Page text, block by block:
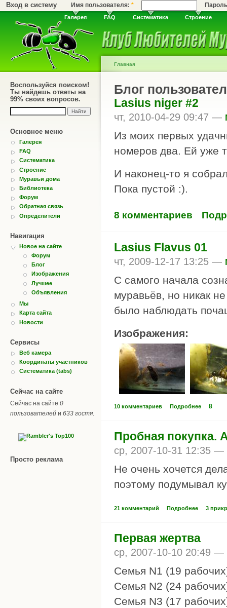
Вход в систему Имя пользователя:*
Галерея FAQ Систематика Строение
Воспользуйся поиском!
Ты найдешь ответы на
99% своих вопросов.
Основное меню
Галерея
FAQ
Систематика
Строение
Муравьи дома
Библиотека
Форум
Обратная связь
Определители
Навигация
Новое на сайте
Форум
Блог
Изображения
Лучшее
Объявления
Мы
Карта сайта
Новости
Сервисы
Веб камера
Координаты участников
Систематика (tabs)
Сейчас на сайте
Сейчас на сайте 0
пользователей и 633 гостя
Просто реклама
Главная
Блог
Lasius niger #2
чт, 2010-04-29 09:47 —
Из моих первых
номеров два. Ей уже
И наконец-то я
Пока пустой :).
8 комментариев
Lasius Flavus 01
чт, 2009-12-17 13:25 —
С самого начала
муравьёв, но никак
было наблюдать
Изображения:
10 комментариев Подробнее 8
Пробная покупка.
ср, 2007-10-31 12:35 —
Не очень хочется
поэтому подумывал
21 комментарий Подробнее 3
Первая жертва
ср, 2007-10-10 20:49 —
Семья N1 (19
Семья N2 (24
Семья N3 (17